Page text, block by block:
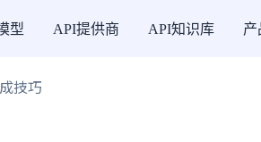
型 API提供商 API知识库 产
技巧